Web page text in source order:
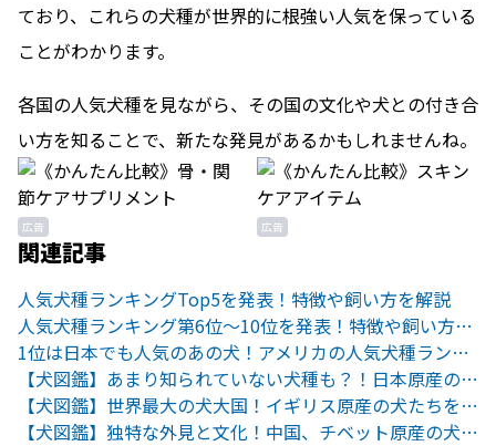
ており、これらの犬種が世界的に根強い人気を保っている
ことがわかります。
各国の人気犬種を見ながら、その国の文化や犬との付き合
い方を知ることで、新たな発見があるかもしれませんね。
広告 広告
関連記事
人気犬種ランキングTop5を発表！特徴や飼い方を解説
人気犬種ランキング第6位～10位を発表！特徴や飼い方を解説
1位は日本でも人気のあの犬！アメリカの人気犬種ランキング
【犬図鑑】あまり知られていない犬種も？！日本原産の犬たちをご紹介
【犬図鑑】世界最大の犬大国！イギリス原産の犬たちをご紹介
【犬図鑑】独特な外見と文化！中国、チベット原産の犬たちをご紹介